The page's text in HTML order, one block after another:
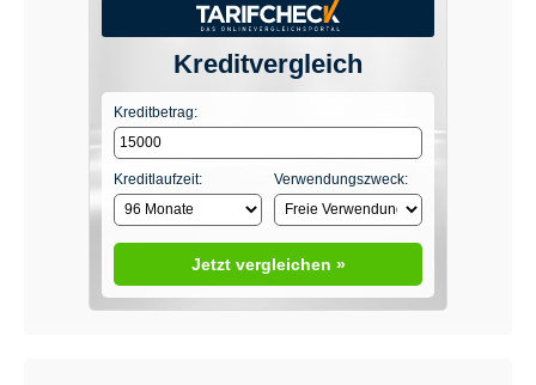
Kreditvergleich
Kreditbetrag:
Kreditlaufzeit: Verwendungszweck:
Jetzt vergleichen »